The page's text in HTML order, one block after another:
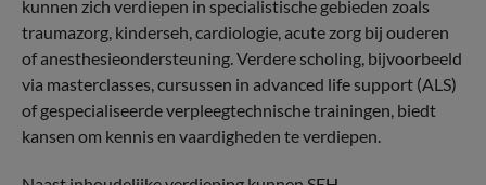
kunnen zich verdiepen in specialistische gebieden zoals
traumazorg, kinderseh, cardiologie, acute zorg bij ouderen
of anesthesieondersteuning. Verdere scholing, bijvoorbeeld
via masterclasses, cursussen in advanced life support (ALS)
of gespecialiseerde verpleegtechnische trainingen, biedt
kansen om kennis en vaardigheden te verdiepen.